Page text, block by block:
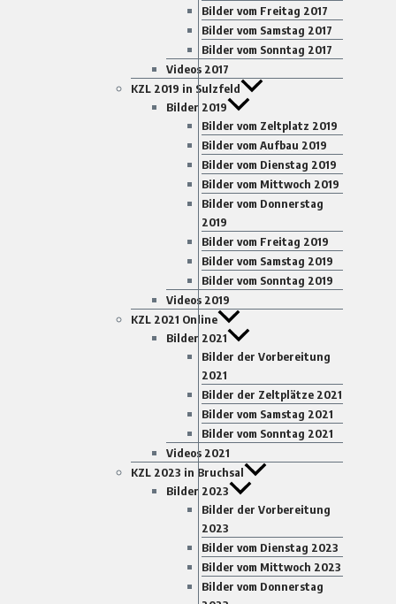
Bilder vom Freitag 2017
Bilder vom Samstag 2017
Bilder vom Sonntag 2017
Videos 2017
KZL 2019 in Sulzfeld
Bilder 2019
Bilder vom Zeltplatz 2019
Bilder vom Aufbau 2019
Bilder vom Dienstag 2019
Bilder vom Mittwoch 2019
Bilder vom Donnerstag
2019
Bilder vom Freitag 2019
Bilder vom Samstag 2019
Bilder vom Sonntag 2019
Videos 2019
KZL 2021 Online
Bilder 2021
Bilder der Vorbereitung
2021
Bilder der Zeltplätze 2021
Bilder vom Samstag 2021
Bilder vom Sonntag 2021
Videos 2021
KZL 2023 in Bruchsal
Bilder 2023
Bilder der Vorbereitung
2023
Bilder vom Dienstag 2023
Bilder vom Mittwoch 2023
Bilder vom Donnerstag